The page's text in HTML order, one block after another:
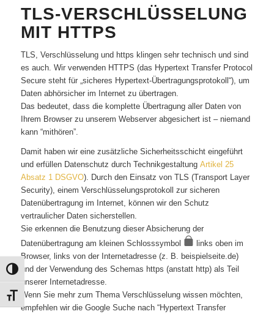
Umschalten auf hohe Kontraste
Schrift vergrößern
TLS-VERSCHLÜSSELUNG
MIT HTTPS
TLS, Verschlüsselung und https klingen sehr technisch und sind
es auch. Wir verwenden HTTPS (das Hypertext Transfer Protocol
Secure steht für „sicheres Hypertext-Übertragungsprotokoll“), um
Daten abhörsicher im Internet zu übertragen.
Das bedeutet, dass die komplette Übertragung aller Daten von
Ihrem Browser zu unserem Webserver abgesichert ist – niemand
kann “mithören”.
Damit haben wir eine zusätzliche Sicherheitsschicht eingeführt
und erfüllen Datenschutz durch Technikgestaltung Artikel 25
Absatz 1 DSGVO). Durch den Einsatz von TLS (Transport Layer
Security), einem Verschlüsselungsprotokoll zur sicheren
Datenübertragung im Internet, können wir den Schutz
vertraulicher Daten sicherstellen.
Sie erkennen die Benutzung dieser Absicherung der
Datenübertragung am kleinen Schlosssymbol
links oben im
Browser, links von der Internetadresse (z. B. beispielseite.de)
und der Verwendung des Schemas https (anstatt http) als Teil
unserer Internetadresse.
Wenn Sie mehr zum Thema Verschlüsselung wissen möchten,
empfehlen wir die Google Suche nach “Hypertext Transfer